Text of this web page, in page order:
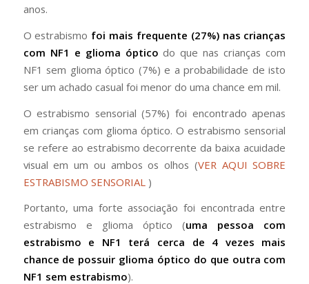
anos.
O estrabismo foi mais frequente (27%) nas crianças
com NF1 e glioma óptico do que nas crianças com
NF1 sem glioma óptico (7%) e a probabilidade de isto
ser um achado casual foi menor do uma chance em mil.
O estrabismo sensorial (57%) foi encontrado apenas
em crianças com glioma óptico. O estrabismo sensorial
se refere ao estrabismo decorrente da baixa acuidade
visual em um ou ambos os olhos (VER AQUI SOBRE
ESTRABISMO SENSORIAL )
Portanto, uma forte associação foi encontrada entre
estrabismo e glioma óptico (uma pessoa com
estrabismo e NF1 terá cerca de 4 vezes mais
chance de possuir glioma óptico do que outra com
NF1 sem estrabismo).